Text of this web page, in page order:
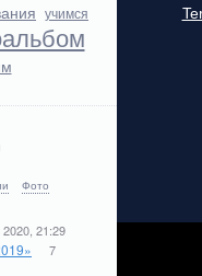
учимся
Фото
21:29
7